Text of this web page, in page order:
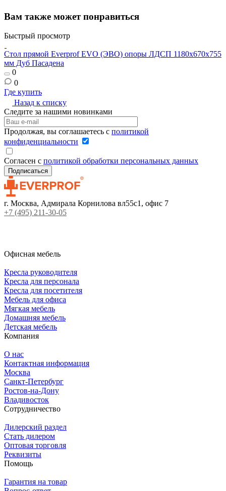
Вам также может понравиться
Быстрый просмотр
Стол прямой Everprof EVO (ЭВО) опоры ЛДСП 1180х670х755
мм Дуб Пасадена
0
0
Где купить
Назад к списку
Следите за нашими новинками
Продолжая, вы соглашаетесь с политикой
конфиденциальности
Согласен с политикой обработки персональных данных
г. Москва, Адмирала Корнилова вл55с1, офис 7
+7 (495) 211-30-05
Офисная мебель
Кресла руководителя
Кресла для персонала
Кресла для посетителя
Мебель для офиса
Мягкая мебель
Домашняя мебель
Детская мебель
Компания
О нас
Контактная информация
Москва
Санкт-Петербург
Ростов-на-Дону
Владивосток
Сотрудничество
Дилерский раздел
Стать дилером
Оптовая торговля
Реквизиты
Помощь
Гарантия на товар